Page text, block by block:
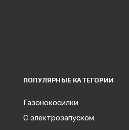
ПОПУЛЯРНЫЕ КАТЕГОРИИ
Газонокосилки
С электрозапуском